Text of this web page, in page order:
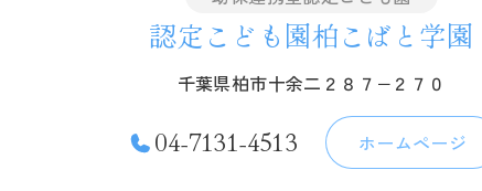
認定こども園柏こばと学園
千葉県柏市十余二２８７−２７０
04-7131-4513 ホームページ